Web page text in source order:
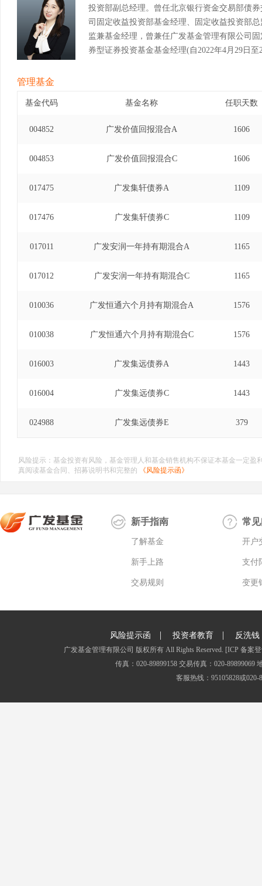
投资部副总经理。曾任北京银行资金交易部债
司固定收益投资部基金经理、固定收益投资部
监兼基金经理，曾兼任广发基金管理有限公司
券型证券投资基金基金经理(自2022年4月29日至
管理基金
基金代码 基金名称 任职天数
004852 广发价值回报混合A 1606
004853 广发价值回报混合C 1606
017475 广发集轩债券A 1109
017476 广发集轩债券C 1109
017011 广发安润一年持有期混合A 1165
017012 广发安润一年持有期混合C 1165
010036 广发恒通六个月持有期混合A 1576
010038 广发恒通六个月持有期混合C 1576
016003 广发集远债券A 1443
016004 广发集远债券C 1443
024988 广发集远债券E 379
风险提示：基金投资有风险，基金管理人和基金销售机构不保证本基金一定
真阅读基金合同、招募说明书和完整的
《风险提示函》
新手指南
了解基金
新手上路
交易规则
常
开户
支付
变更
风险提示函 | 投资者教育 | 反洗钱
广发基金管理有限公司 版权所有 All Rights Reserved. [ICP 备案
传真：020-89899158 交易传真：020-
客服热线：95105828或020-